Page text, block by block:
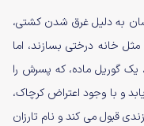
نوزادشان به دلیل غرق شدن کشتی،
خانه درختی بسازند، اما
یک گوریل ماده، که پسرش را
و با وجود اعتراض کرچاک،
قبول می کند و نام تارزان